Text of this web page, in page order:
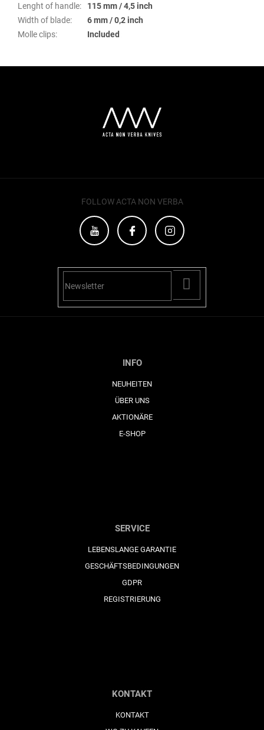
Lenght of handle:
115 mm / 4,5 inch
Width of blade:
6 mm / 0,2 inch
Molle clips: Included
FOLLOW ACTA NON VERBA
SE
INFO
NEUHEITEN
ÜBER UNS
AKTIONÄRE
E-SHOP
SERVICE
LEBENSLANGE GARANTIE
GESCHÄFTSBEDINGUNGEN
GDPR
REGISTRIERUNG
KONTAKT
KONTAKT